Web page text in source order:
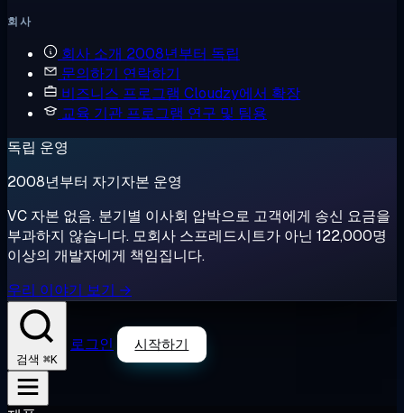
회사
회사 소개 2008년부터 독립
문의하기 연락하기
비즈니스 프로그램 Cloudzy에서 확장
교육 기관 프로그램 연구 및 팀용
독립 운영
2008년부터 자기자본 운영
VC 자본 없음. 분기별 이사회 압박으로 고객에게 송신 요금을
부과하지 않습니다. 모회사 스프레드시트가 아닌 122,000명
이상의 개발자에게 책임집니다.
우리 이야기 보기 →
검색 ⌘K
로그인 시작하기